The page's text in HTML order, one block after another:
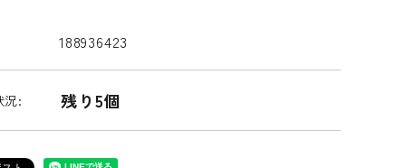
188936423
況: 残り5個